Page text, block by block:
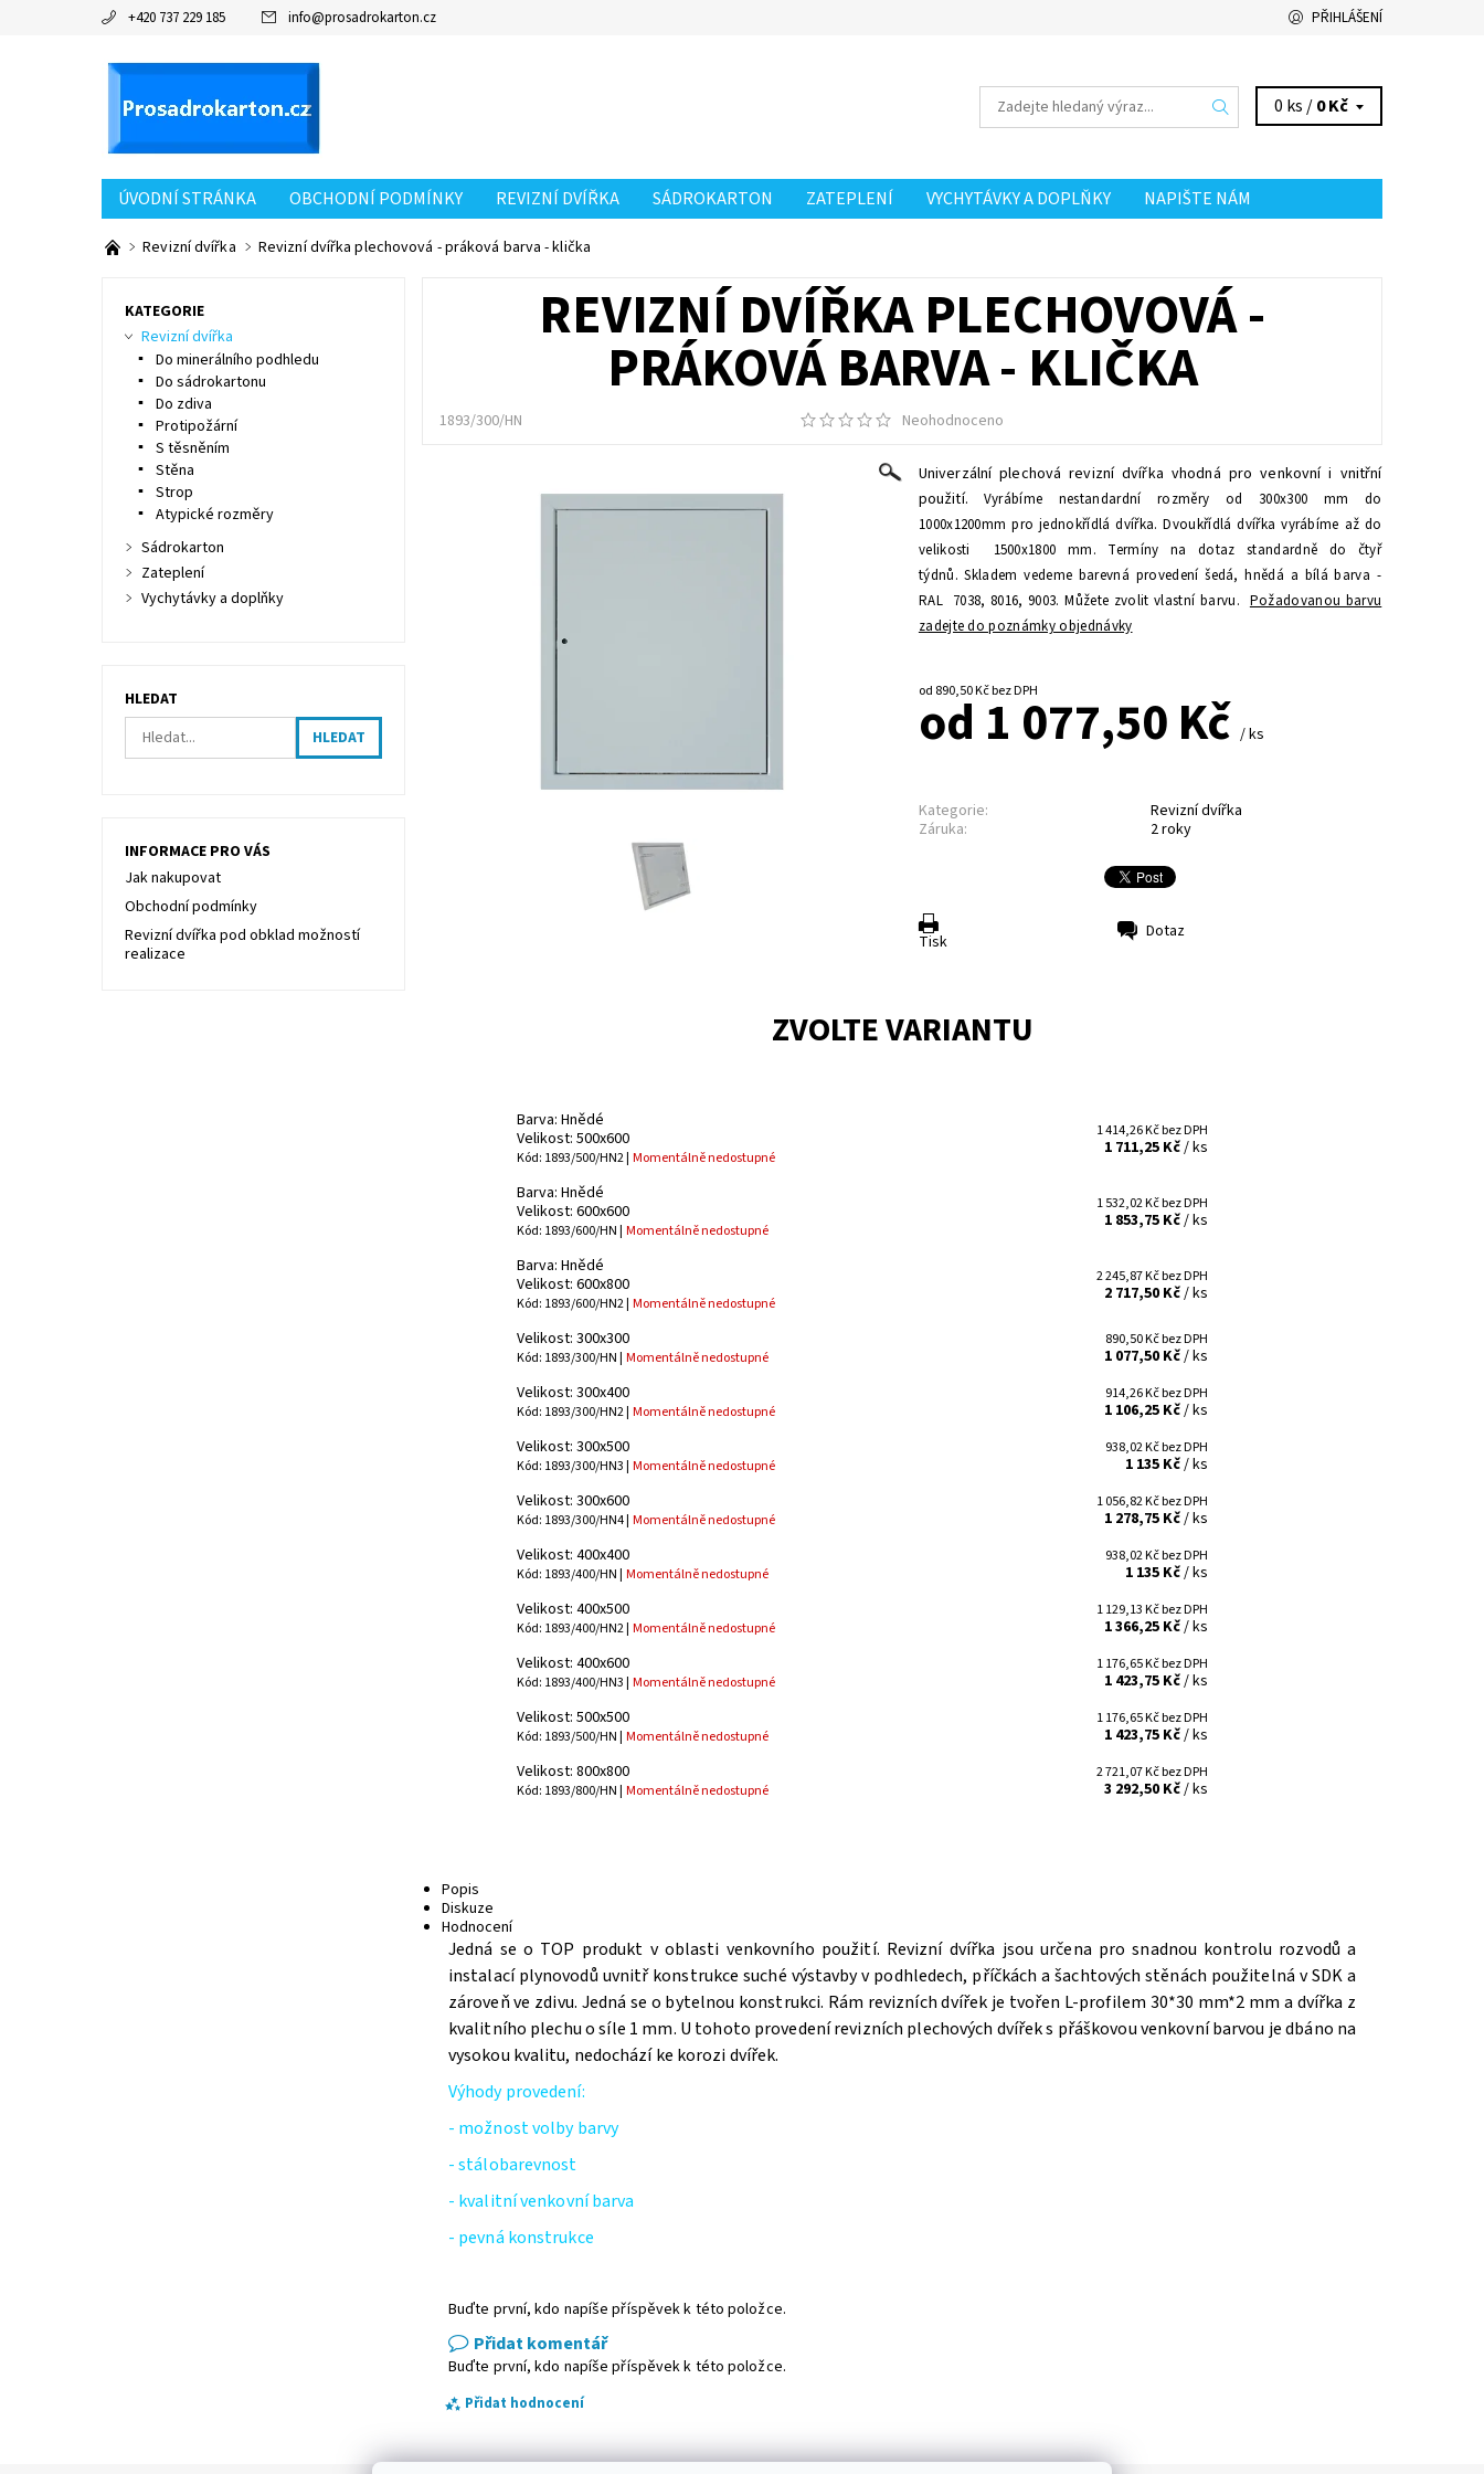
+420 737 229 185 info@prosadrokarton.cz PŘIHLÁŠENÍ
0 ks /0 Kč
ÚVODNÍ STRÁNKA OBCHODNÍ PODMÍNKY REVIZNÍ DVÍŘKA SÁDROKARTON ZATEPLENÍ VYCHYTÁVKY A DOPLŇKY
NAPIŠTE NÁM
KONTAKT
Revizní dvířka Revizní dvířka plechovová - práková barva - klička
REVIZNÍ DVÍŘKA PLECHOVOVÁ -
PRÁKOVÁ BARVA - KLIČKA
1893/300/HN Neohodnoceno
Univerzální plechová revizní dvířka vhodná pro venkovní i vnitřní
použití. Vyrábíme nestandardní rozměry od 300x300 mm do
1000x1200mm pro jednokřídlá dvířka. Dvoukřídlá dvířka vyrábíme až do
velikosti
1500x1800 mm. Termíny na dotaz standardně do čtyř
týdnů. Skladem vedeme barevná provedení šedá, hnědá a bílá barva -
RAL 7038, 8016, 9003. Můžete zvolit vlastní barvu. Požadovanou barvu
zadejte do poznámky objednávky
od 890,50 Kč bez DPH
od 1 077,50 Kč / ks
Kategorie:
Revizní dvířka
Záruka:
2 roky
Tisk Dotaz
ZVOLTE VARIANTU
Barva: Hnědé
Velikost: 500x600
Kód: 1893/500/HN2 | Momentálně nedostupné
1 414,26 Kč bez DPH
1 711,25 Kč/ ks
Barva: Hnědé
Velikost: 600x600
Kód: 1893/600/HN | Momentálně nedostupné
1 532,02 Kč bez DPH
1 853,75 Kč/ ks
Barva: Hnědé
Velikost: 600x800
Kód: 1893/600/HN2 | Momentálně nedostupné
2 245,87 Kč bez DPH
2 717,50 Kč/ ks
Velikost: 300x300
Kód: 1893/300/HN | Momentálně nedostupné
890,50 Kč bez DPH
1 077,50 Kč/ ks
Velikost: 300x400
Kód: 1893/300/HN2 | Momentálně nedostupné
914,26 Kč bez DPH
1 106,25 Kč/ ks
Velikost: 300x500
Kód: 1893/300/HN3 | Momentálně nedostupné
938,02 Kč bez DPH
1 135 Kč/ ks
Velikost: 300x600
Kód: 1893/300/HN4 | Momentálně nedostupné
1 056,82 Kč bez DPH
1 278,75 Kč/ ks
Velikost: 400x400
Kód: 1893/400/HN | Momentálně nedostupné
938,02 Kč bez DPH
1 135 Kč/ ks
Velikost: 400x500
Kód: 1893/400/HN2 | Momentálně nedostupné
1 129,13 Kč bez DPH
1 366,25 Kč/ ks
Velikost: 400x600
Kód: 1893/400/HN3 | Momentálně nedostupné
1 176,65 Kč bez DPH
1 423,75 Kč/ ks
Velikost: 500x500
Kód: 1893/500/HN | Momentálně nedostupné
1 176,65 Kč bez DPH
1 423,75 Kč/ ks
Velikost: 800x800
Kód: 1893/800/HN | Momentálně nedostupné
2 721,07 Kč bez DPH
3 292,50 Kč/ ks
Popis
Diskuze
Hodnocení
Jedná se o TOP produkt v oblasti venkovního použití. Revizní dvířka jsou určena pro snadnou kontrolu rozvodů a
instalací plynovodů uvnitř konstrukce suché výstavby v podhledech, příčkách a šachtových stěnách použitelná v SDK a
zároveň ve zdivu. Jedná se o bytelnou konstrukci. Rám revizních dvířek je tvořen L-profilem 30*30 mm*2 mm a dvířka z
kvalitního plechu o síle 1 mm. U tohoto provedení revizních plechových dvířek s přáškovou venkovní barvou je dbáno na
vysokou kvalitu, nedochází ke korozi dvířek.
Výhody provedení:
- možnost volby barvy
- stálobarevnost
- kvalitní venkovní barva
- pevná konstrukce
Buďte první, kdo napíše příspěvek k této položce.
Přidat komentář
Buďte první, kdo napíše příspěvek k této položce.
Přidat hodnocení
KATEGORIE
Revizní dvířka
Do minerálního podhledu
Do sádrokartonu
Do zdiva
Protipožární
S těsněním
Stěna
Strop
Atypické rozměry
Sádrokarton
Zateplení
Vychytávky a doplňky
HLEDAT
INFORMACE PRO VÁS
Jak nakupovat
Obchodní podmínky
Revizní dvířka pod obklad možností
realizace